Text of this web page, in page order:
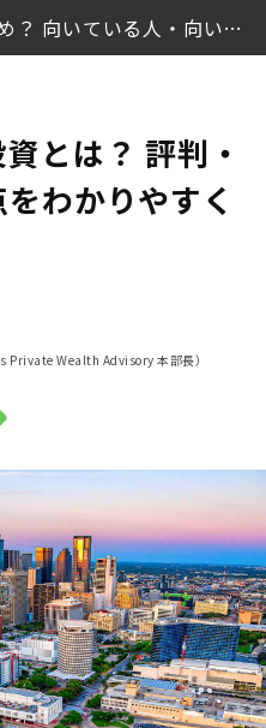
どんな人におすすめ？ 向いている人・向いていない人
基本をおさらい
ット・デメリット
ている人・向いていない
資サービスの特長
とは？ 評判・
わかりやすく
Private Wealth Advisory 本部長）